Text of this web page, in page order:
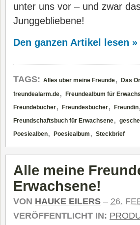
unter uns vor – und zwar
Junggebliebene!
Den ganzen Artikel lesen »
TAGS: Alles über meine Freunde, Das
freundealarm.de, Freundealbum für
Freundebücher, Freundesbücher, Freundin,
Freundschaftsbuch für Erwachsene,
Poesiealben, Poesiealbum , Steckbrief
Alle meine
Erwachsene!
VON HAUKE EILERS – 26.
VERÖFFENTLICHT IN: